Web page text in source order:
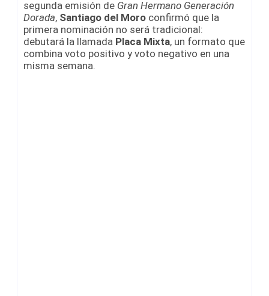
segunda emisión de Gran Hermano Generación
Dorada, Santiago del Moro confirmó que la
primera nominación no será tradicional:
debutará la llamada Placa Mixta, un formato que
combina voto positivo y voto negativo en una
misma semana.